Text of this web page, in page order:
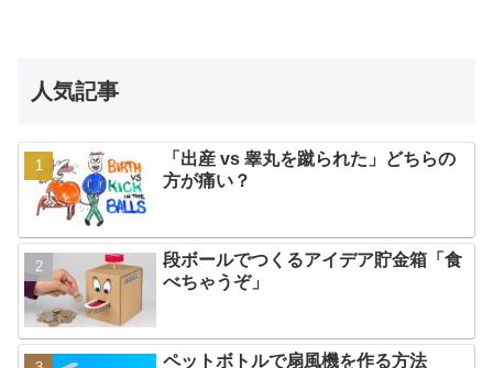
人気記事
「出産 vs 睾丸を蹴られた」どちらの
方が痛い？
段ボールでつくるアイデア貯金箱「食
べちゃうぞ」
ペットボトルで扇風機を作る方法